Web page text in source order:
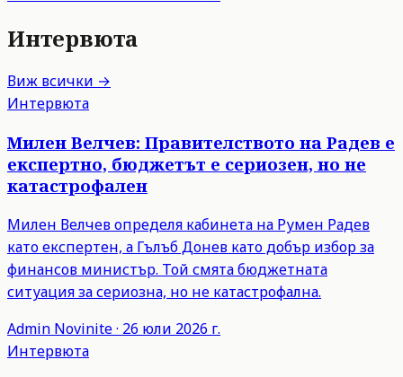
Интервюта
Виж всички →
Интервюта
Милен Велчев: Правителството на Радев е
експертно, бюджетът е сериозен, но не
катастрофален
Милен Велчев определя кабинета на Румен Радев
като експертен, а Гълъб Донев като добър избор за
финансов министър. Той смята бюджетната
ситуация за сериозна, но не катастрофална.
Admin Novinite· 26 юли 2026 г.
Интервюта